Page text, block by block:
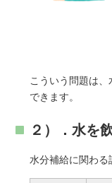
こういう問題は
できます。
２）．水を
水分補給に関わる